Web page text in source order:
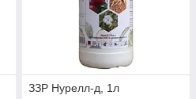
ЗЗР Нурелл-д, 1л